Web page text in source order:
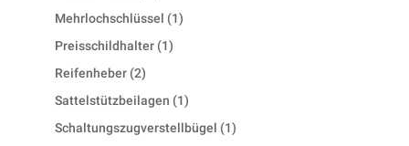
product
Mehrlochschlüssel 11
Preisschildhalter 11
Reifenheber 22
products
Sattelstützbeilagen 11
product
Schaltungszugverstellbügel 11